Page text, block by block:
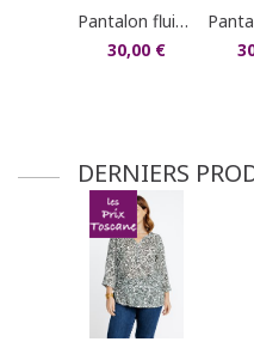
pantalon fluide droit
30,00 €
DERNIERS